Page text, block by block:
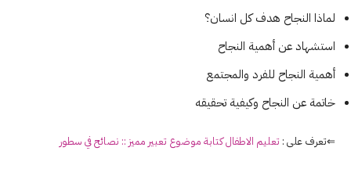
لماذا النجاح هدف كل انسان؟
استشهاد عن أهمية النجاح
أهمية النجاح للفرد والمجتمع
خاتمة عن النجاح وكيفية تحقيقه
⇐تعرف على : تعليم الاطفال كتابة موضوع تعبير مميز :: نصائح في سطور